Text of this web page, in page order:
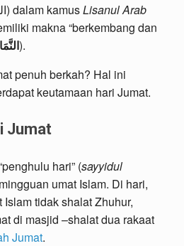
(البركة) dalam kamusLisanul Arab
makna “berkembang dan
).
penuh berkah? Hal ini
keutamaan hari Jumat.
Jumat
hari” (sayyidul
umat Islam. Di hari,
tidak shalat Zhuhur,
di masjid –shalat dua rakaat
Jumat.